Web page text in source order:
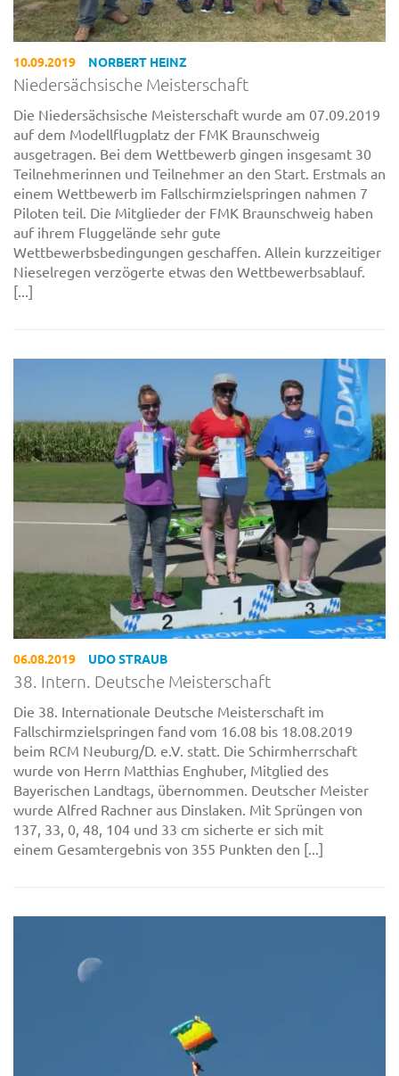
10.09.2019 NORBERT HEINZ
Niedersächsische Meisterschaft
Die Niedersächsische Meisterschaft wurde am 07.09.2019
auf dem Modellflugplatz der FMK Braunschweig
ausgetragen. Bei dem Wettbewerb gingen insgesamt 30
Teilnehmerinnen und Teilnehmer an den Start. Erstmals an
einem Wettbewerb im Fallschirmzielspringen nahmen 7
Piloten teil. Die Mitglieder der FMK Braunschweig haben
auf ihrem Fluggelände sehr gute
Wettbewerbsbedingungen geschaffen. Allein kurzzeitiger
Nieselregen verzögerte etwas den Wettbewerbsablauf.
[...]
06.08.2019 UDO STRAUB
38. Intern. Deutsche Meisterschaft
Die 38. Internationale Deutsche Meisterschaft im
Fallschirmzielspringen fand vom 16.08 bis 18.08.2019
beim RCM Neuburg/D. e.V. statt. Die Schirmherrschaft
wurde von Herrn Matthias Enghuber, Mitglied des
Bayerischen Landtags, übernommen. Deutscher Meister
wurde Alfred Rachner aus Dinslaken. Mit Sprüngen von
137, 33, 0, 48, 104 und 33 cm sicherte er sich mit
einem Gesamtergebnis von 355 Punkten den [...]